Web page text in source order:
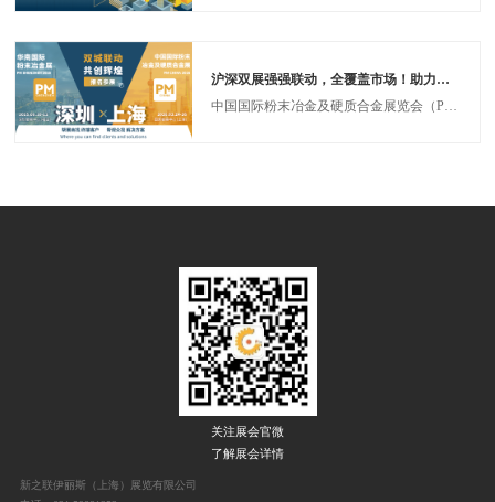
沪深双展强强联动，全覆盖市场！助力拓客！
关注展会官微
了解展会详情
新之联伊丽斯（上海）展览有限公司